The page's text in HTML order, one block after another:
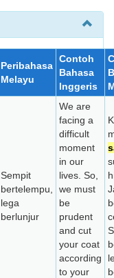
Peribahasa
Melayu
Contoh
Bahasa
Inggeris
Sempit
bertelempu,
lega
berlunjur
We are
facing a
difficult
moment
in our
lives. So,
we must
be
prudent
and cut
your coat
according
to your